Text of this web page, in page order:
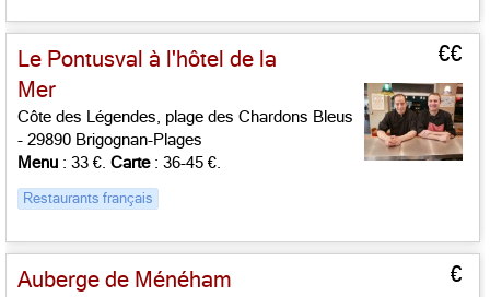
Le Pontusval à l'hôtel de la
Mer
€€
Côte des Légendes, plage des Chardons Bleus
- 29890 Brigognan-Plages
Menu : 33 €. Carte: 36-45 €.
Restaurants français
Auberge de Ménéham €